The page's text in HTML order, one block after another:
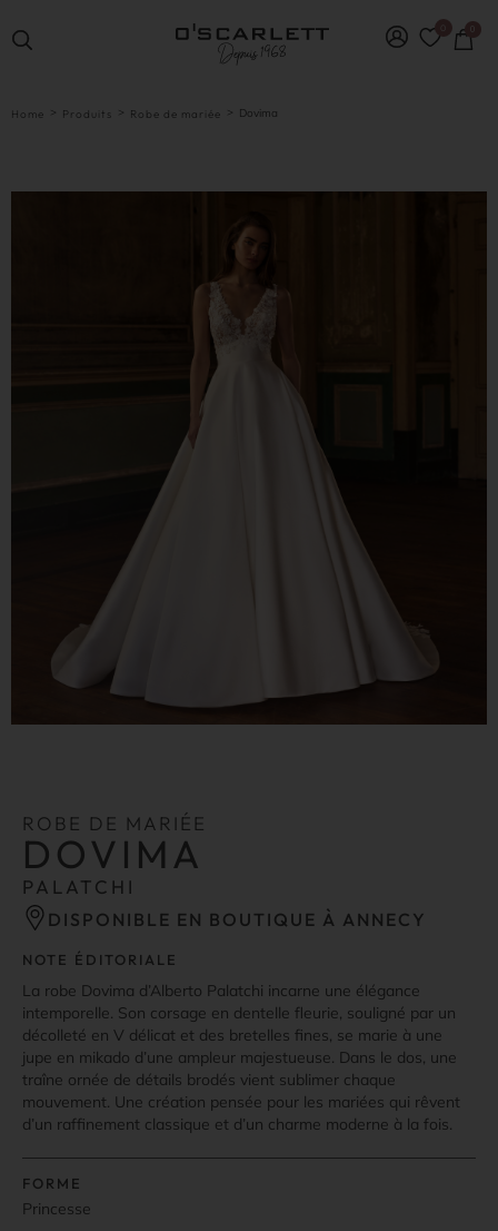
Home > Produits > Robe de mariée > Dovima
ROBE DE MARIÉE
DOVIMA
PALATCHI
DISPONIBLE EN BOUTIQUE À ANNECY
NOTE ÉDITORIALE
La robe Dovima d’Alberto Palatchi incarne une élégance
intemporelle. Son corsage en dentelle fleurie, souligné par un
décolleté en V délicat et des bretelles fines, se marie à une
jupe en mikado d’une ampleur majestueuse. Dans le dos, une
traîne ornée de détails brodés vient sublimer chaque
mouvement. Une création pensée pour les mariées qui rêvent
d’un raffinement classique et d’un charme moderne à la fois.
FORME
Princesse